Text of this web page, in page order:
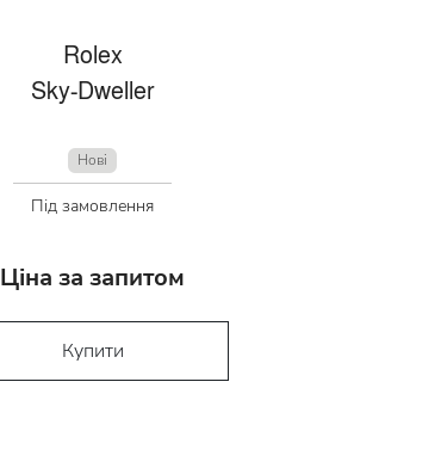
Rolex
Sky-Dweller
Нові
Під замовлення
Ціна за запитом
Купити